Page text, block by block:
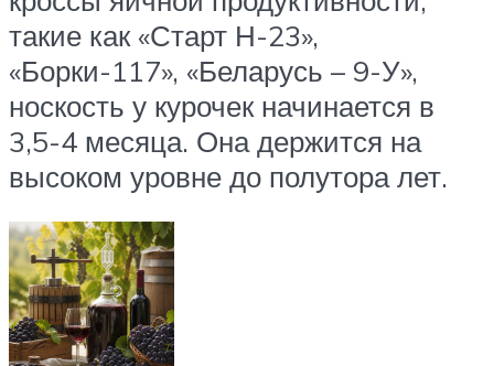
такие как «Старт Н-23»,
«Борки-117», «Беларусь – 9-У»,
носкость у курочек начинается в
3,5-4 месяца. Она держится на
высоком уровне до полутора лет.